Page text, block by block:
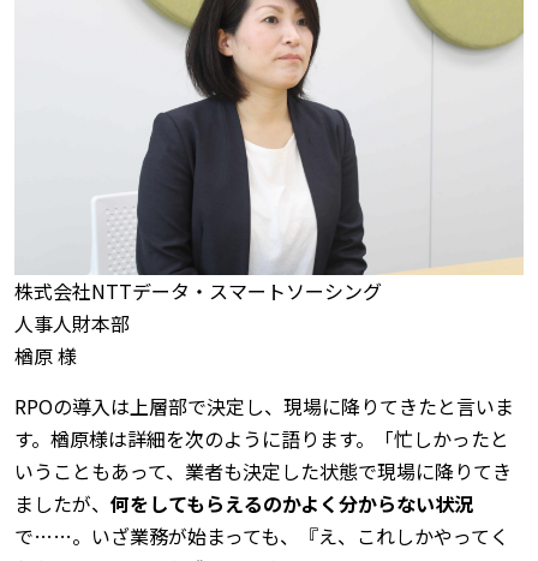
株式会社NTTデータ・スマートソーシング
人事人財本部
楢原 様
RPOの導入は上層部で決定し、現場に降りてきたと言いま
す。楢原様は詳細を次のように語ります。「忙しかったと
いうこともあって、業者も決定した状態で現場に降りてき
ましたが、 何をしてもらえるのかよく分からない状況
で……。いざ業務が始まっても、『え、これしかやってく